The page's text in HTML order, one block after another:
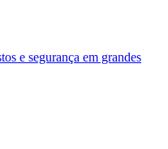
e segurança em grandes